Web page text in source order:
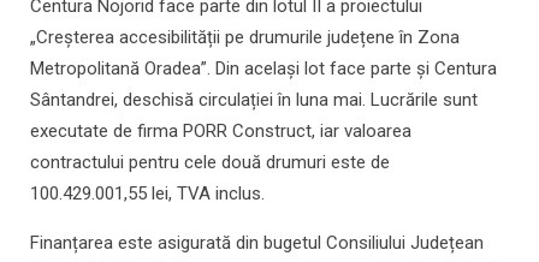
Centura Nojorid face parte din lotul II a proiectului
„Creșterea accesibilității pe drumurile județene în Zona
Metropolitană Oradea”. Din același lot face parte și Centura
Sântandrei, deschisă circulației în luna mai. Lucrările sunt
executate de firma PORR Construct, iar valoarea
contractului pentru cele două drumuri este de
100.429.001,55 lei, TVA inclus.
Finanțarea este asigurată din bugetul Consiliului Județean